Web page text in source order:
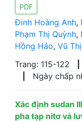
PDF
Đinh Hoàng Anh,
Phạm Thị Quỳnh,
Hồng Hảo, Vũ
Trang: 115-122
Ngày chấp
Xác định sudan
pha tạp nitơ và